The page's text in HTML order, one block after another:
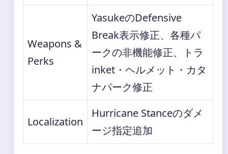
Weapons &
Perks
YasukeのDefensive
Break表示修正、各種パ
ークの非機能修正、トラ
inket・ヘルメット・カタ
ナパーク修正
Localization
Hurricane Stanceのダメ
ージ指定追加